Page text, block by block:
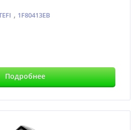
, 1F80413EB
Подробнее